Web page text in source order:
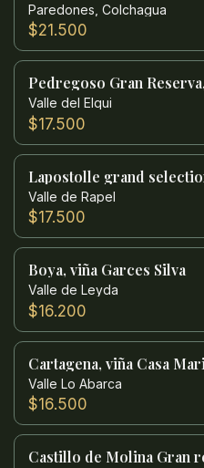
Paredones, Colchagua
$21.500
Pedregoso Gran
Valle del Elqui
$17.500
Lapostolle grand
Valle de Rapel
$17.500
Boya, viña Garces Silva
Valle de Leyda
$16.200
Cartagena, viña Casa
Valle Lo Abarca
$16.500
Castillo de Molina Gran